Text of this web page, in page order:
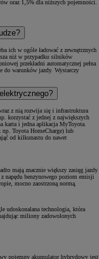
oraz 1,5% dla niższych pojemności.
ich w ogóle ładować z zewnętrznych
niż w przypadku silników
przekładni automatycznej pełna
do warunków jazdy. Wystarczy
z nią rozwija się i infrastruktura
korzystać z jednej z największych
karta i jedna aplikacja MyToyota.
np. Toyota HomeCharge) lub
od kilkunastu do nawet
mają znacznie większy zasięg jazdy
napędu benzynowego poziom emisji
mocno zaostrzoną normą.
udoskonalana technologia, która
miliony zadowolonych
pojemny akumulator hybrydowy jest